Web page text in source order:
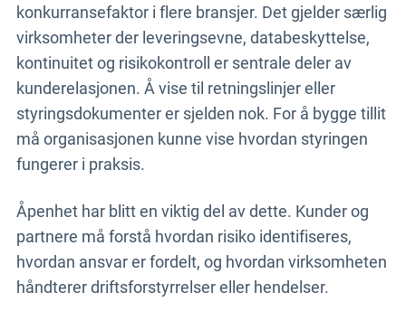
konkurransefaktor i flere bransjer. Det gjelder særlig
virksomheter der leveringsevne, databeskyttelse,
kontinuitet og risikokontroll er sentrale deler av
kunderelasjonen. Å vise til retningslinjer eller
styringsdokumenter er sjelden nok. For å bygge tillit
må organisasjonen kunne vise hvordan styringen
fungerer i praksis.
Åpenhet har blitt en viktig del av dette. Kunder og
partnere må forstå hvordan risiko identifiseres,
hvordan ansvar er fordelt, og hvordan virksomheten
håndterer driftsforstyrrelser eller hendelser.